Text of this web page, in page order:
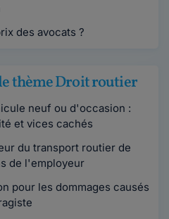
des avocats ?
thème Droit routier
neuf ou d'occasion :
et vices cachés
du transport routier de
de l'employeur
pour les dommages causés